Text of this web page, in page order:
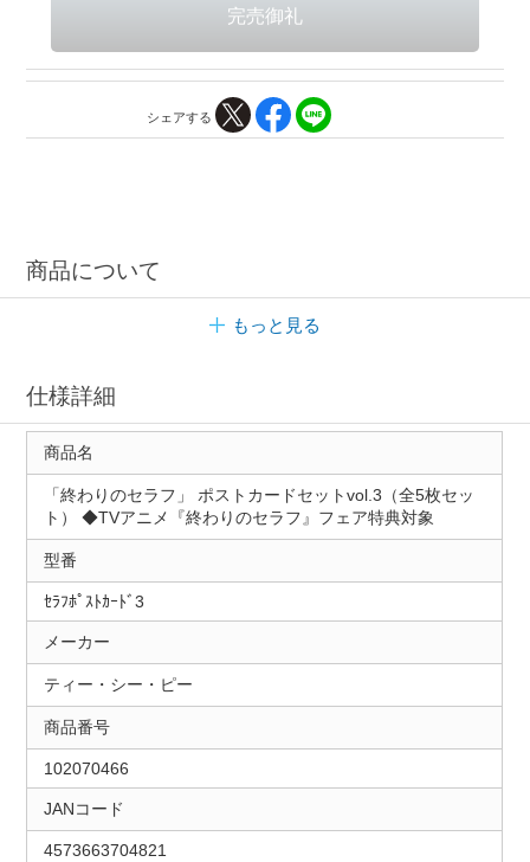
シェアする
商品について
もっと見る
仕様詳細
商品名
「終わりのセラフ」 ポストカードセットvol.3（全5枚セッ
ト） ◆TVアニメ『終わりのセラフ』フェア特典対象
型番
ｾﾗﾌﾎﾟｽﾄｶｰﾄﾞ3
メーカー
ティー・シー・ピー
商品番号
102070466
JANコード
4573663704821